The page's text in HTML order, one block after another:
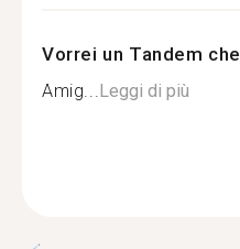
Vorrei un Tandem che
Amig...Leggi di più